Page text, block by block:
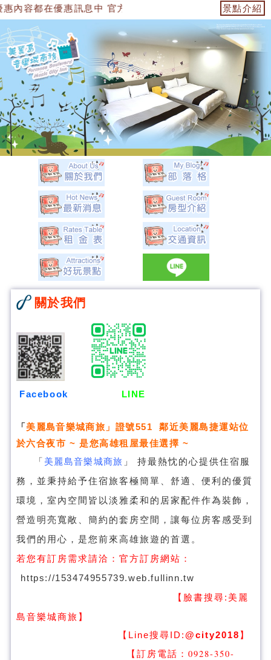
內容都在優惠訊息中 官方網站：https:// 景點介紹
關於我們
Facebook LINE
「美麗島音樂城商旅 」證號551 鄰近美麗島捷運站位
於六合夜市 ~ 是您高雄租屋最佳選擇 ~
「 美麗島音樂城商旅 」 持最熱忱的心提供住宿服
務，並秉持給予住宿旅客極簡單、舒適、便利的優質
環境，室內空間皆以淡雅柔和的居家配件作為裝飾，
營造明亮寬敞、簡約的套房空間，讓每位房客感受到
我們的用心，是您前來高雄旅遊的首選。
若您有訂房需求請洽： 官方訂房網站：
https://153474955739.web.fullinn.tw
【臉書搜尋: 美麗
島音樂城商旅 】
【Line搜尋ID:@city2018 】
【訂房電話：0928-350-